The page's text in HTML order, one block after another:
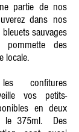
partie de nos
dans nos
sauvages
des
locale.
confitures
vos petits-
en deux
le 375ml. Des